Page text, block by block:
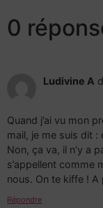
0
Ludivine A
Quand j’ai vu mon
mail, je me suis dit :
Non, ça va, il n’y a
s’appellent comme
nous. On te kiffe ! A
Répondre